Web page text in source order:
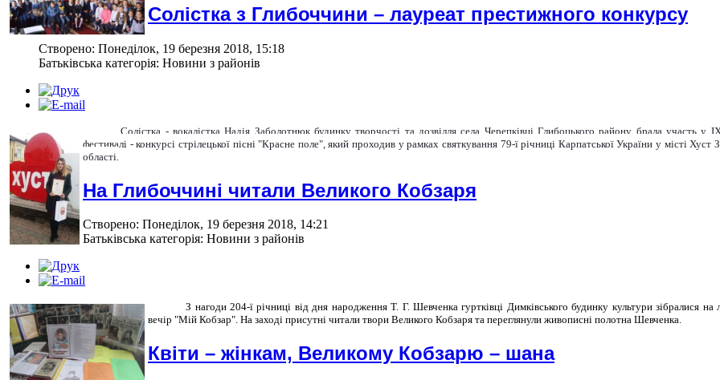
Солістка з Глибоччини – лауреат престижного конкурсу
Створено: Понеділок, 19 березня 2018, 15:18
Батьківська категорія: Новини з районів
Солістка - вокалістка Надія Заболотнюк будинку творчості та дозвілля села Черепківці Глибоцького району брала участь у
фестивалі - конкурсі стрілецької пісні "Красне поле", який проходив у рамках святкування 79-ї річниці Карпатської України у місті Хуст
області.
На Глибоччині читали Великого Кобзаря
Створено: Понеділок, 19 березня 2018, 14:21
Батьківська категорія: Новини з районів
З нагоди 204-ї річниці від дня народження Т. Г. Шевченка гуртківці Димківського будинку культури зібралися на
вечір "Мій Кобзар". На заході присутні читали твори Великого Кобзаря та переглянули живописні полотна Шевченка.
Квіти – жінкам, Великому Кобзарю – шана